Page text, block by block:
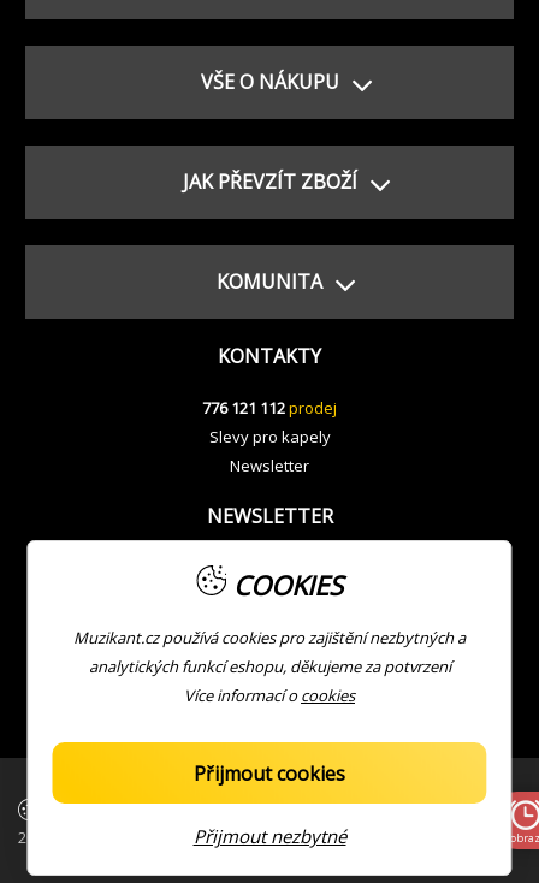
VŠE O NÁKUPU
JAK PŘEVZÍT ZBOŽÍ
KOMUNITA
KONTAKTY
776 121 112prodej
Slevy pro kapely
Newsletter
NEWSLETTER
| Copyright © Muzikant
2026
Developed with ❤ by JV
COOKIES
Muzikant.cz používá cookies pro zajištění nezbytných a
analytických funkcí eshopu, děkujeme za potvrzení
Více informací ocookies
Přijmout cookies
Přijmout nezbytné